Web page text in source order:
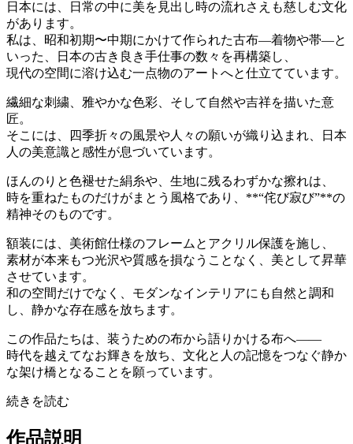
日本には、日常の中に美を見出し時の流れさえも慈しむ文化
があります。
私は、昭和初期〜中期にかけて作られた古布―着物や帯―と
いった、日本の古き良き手仕事の数々を再構築し、
現代の空間に溶け込む一点物のアートへと仕立てています。
繊細な刺繍、雅やかな色彩、そして自然や吉祥を描いた意
匠。
そこには、四季折々の風景や人々の願いが織り込まれ、日本
人の美意識と感性が息づいています。
ほんのりと色褪せた絹糸や、生地に残るわずかな擦れは、
時を重ねたものだけがまとう風格であり、**“侘び寂び”**の
精神そのものです。
額装には、美術館仕様のフレームとアクリル保護を施し、
素材が本来もつ光沢や質感を損なうことなく、美として昇華
させています。
和の空間だけでなく、モダンなインテリアにも自然と調和
し、静かな存在感を放ちます。
この作品たちは、装うための布から語りかける布へ――
時代を越えてなお輝きを放ち、文化と人の記憶をつなぐ静か
な架け橋となることを願っています。
続きを読む
作品説明